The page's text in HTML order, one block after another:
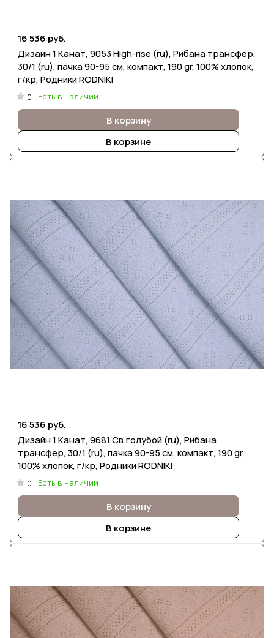
16 536 руб.
Дизайн 1 Канат, 9053 High-rise (ru), Рибана трансфер,
30/1 (ru), пачка 90-95 см, компакт, 190 gr, 100% хлопок,
г/кр, Родники RODNIKI
0 Есть в наличии
В корзину
В корзине
16 536 руб.
Дизайн 1 Канат, 9681 Св.голубой (ru), Рибана
трансфер, 30/1 (ru), пачка 90-95 см, компакт, 190 gr,
100% хлопок, г/кр, Родники RODNIKI
0 Есть в наличии
В корзину
В корзине